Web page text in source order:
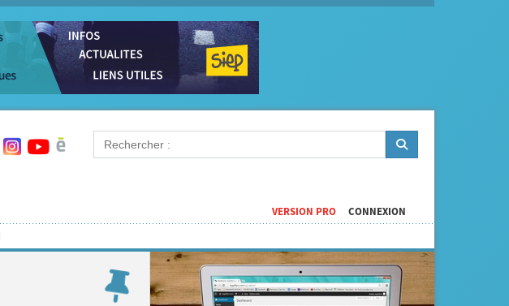
CONNEXION
VERSION PRO